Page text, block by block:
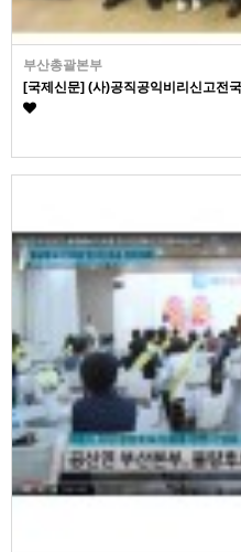
부산총괄본부
[국제신문] (사)공직공익비리신고전